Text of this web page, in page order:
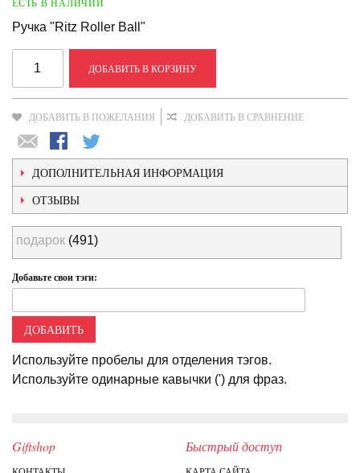
Ручка "Ritz Roller Ball"
ДОБАВИТЬ В КОРЗИНУ
ДОБАВИТЬ В ПОЖЕЛАНИЯ ДОБАВИТЬ В СРАВНЕНИЕ
ДОПОЛНИТЕЛЬНАЯ ИНФОРМАЦИЯ
ОТЗЫВЫ
подарок (491)
Добавьте свои тэги:
ДОБАВИТЬ
Используйте пробелы для отделения тэгов.
Используйте одинарные кавычки (') для фраз.
Giftshop Быстрый доступ